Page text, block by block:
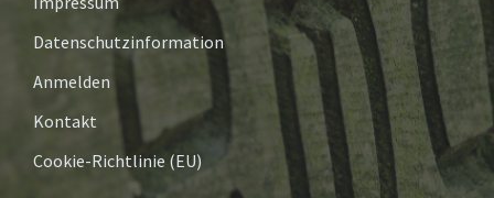
Datenschutzinformation
Anmelden
Kontakt
Cookie-Richtlinie (EU)